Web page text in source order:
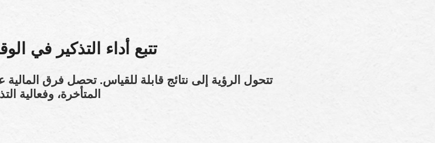
تتبع أداء التذكير في
تتحول الرؤية إلى نتائج قابلة للقياس. تحصل فرق
المتأخرة، وفعالية